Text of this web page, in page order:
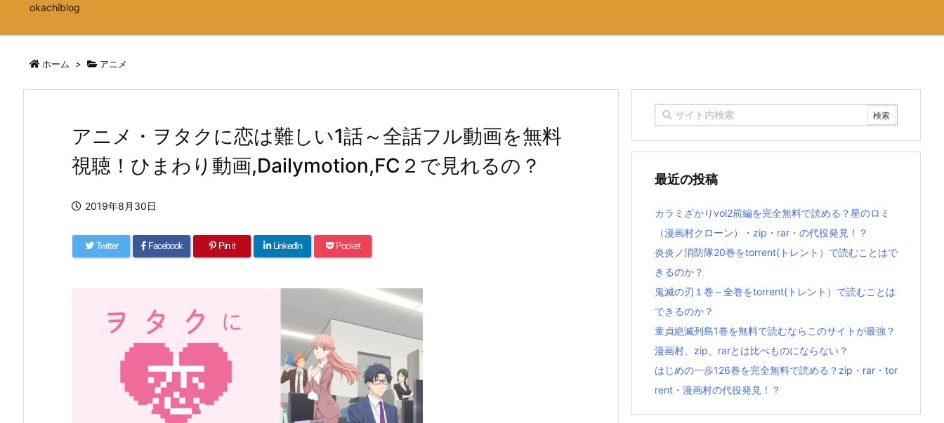
okachiblog
ホーム > アニメ
アニメ・ヲタクに恋は難しい1話～全話フル動画を無料
視聴！ひまわり動画,Dailymotion,FC２で見れるの？
2019年8月30日
Twitter Facebook Pin it LinkedIn Pocket
最近の投稿
カラミざかりvol2前編を完全無料で読める？星のロミ
（漫画村クローン）・zip・rar・の代役発見！？
炎炎ノ消防隊20巻をtorrent(トレント）で読むことはで
きるのか？
鬼滅の刃１巻～全巻をtorrent(トレント）で読むことは
できるのか？
童貞絶滅列島1巻を無料で読むならこのサイトが最強？
漫画村、zip、rarとは比べものにならない？
はじめの一歩126巻を完全無料で読める？zip・rar・tor
rent・漫画村の代役発見！？